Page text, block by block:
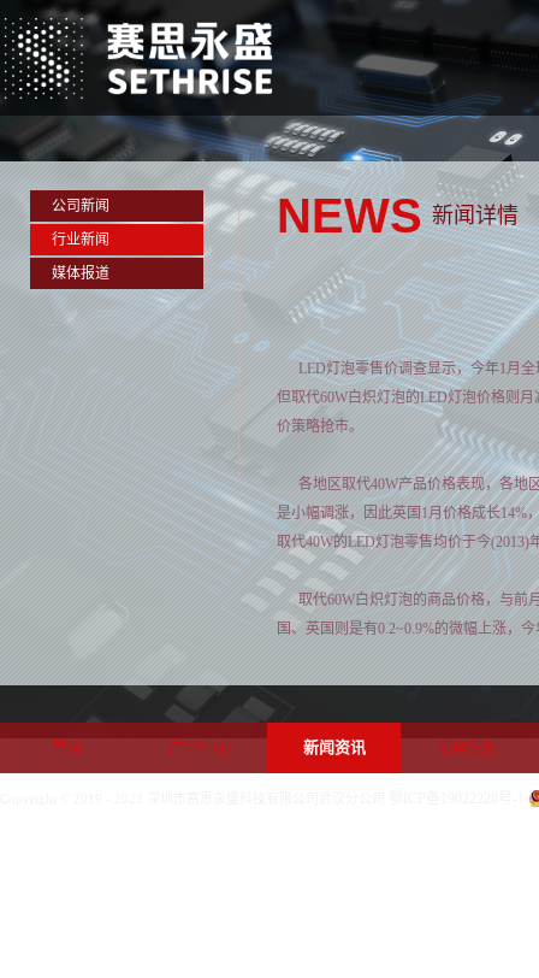
首页 产品中心 新闻资讯 项目案例
公司新闻
行业新闻
媒体报道
NEWS 新闻详情
LED灯泡零售价调查显示，今年1月全
但取代60W白炽灯泡的LED灯泡价格则
价策略抢市。
各地区取代40W产品价格表现，各地
是小幅调涨，因此英国1月价格成长14%
取代40W的LED灯泡零售均价于今(2013)
取代60W白炽灯泡的商品价格，与前月
国、英国则是有0.2~0.9%的微幅上涨，
全球市场1月有新年假期，因此各地商
LG 1月在欧洲市场甫推出14W LED灯